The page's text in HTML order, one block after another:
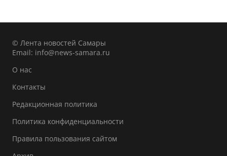
© Лента новостей Самары
Email: info@news-samara.ru
О нас
Контакты
Редакционная политика
Политика конфиденциальности
Правила пользования сайтом